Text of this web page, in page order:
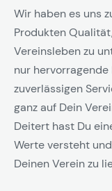
Wir haben es uns
Produkten
Vereinsleben zu
nur
zuverlässigen
ganz auf Dein
Deitert hast Du
Werte versteht
Deinen Verein zu